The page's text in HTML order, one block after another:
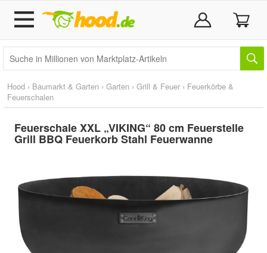
Hood › Baumarkt & Garten › Garten › Grill & Feuer › Feuerkörbe &
Feuerschalen
Feuerschale XXL „VIKING“ 80 cm Feuerstelle
Grill BBQ Feuerkorb Stahl Feuerwanne